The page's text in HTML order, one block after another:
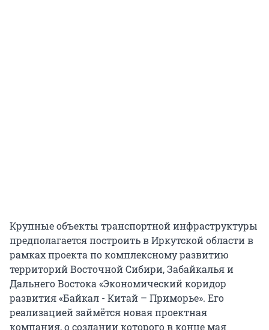
Крупные объекты транспортной инфраструктуры
предполагается построить в Иркутской области в
рамках проекта по комплексному развитию
территорий Восточной Сибири, Забайкалья и
Дальнего Востока «Экономический коридор
развития «Байкал - Китай – Приморье». Его
реализацией займётся новая проектная
компания, о создании которого в конце мая